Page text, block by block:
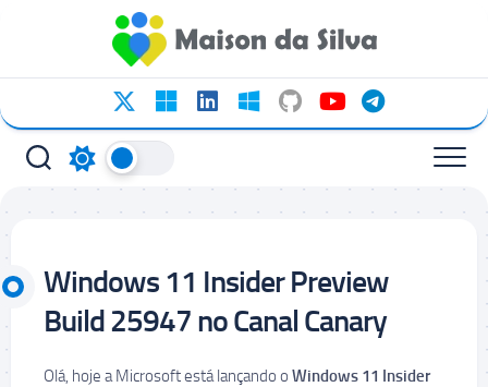
conteúdo
Windows 11 Insider Preview
Build 25947 no Canal Canary
Olá, hoje a Microsoft está lançando o Windows 11 Insider